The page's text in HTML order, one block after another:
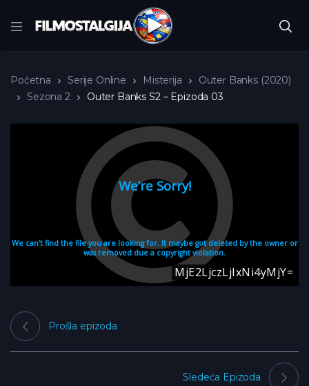
Početna Serije Online Misterija
Outer Banks (2020)
Sezona 2
Outer Banks S2 – Epizoda 03
Prošla epizoda
Sledeća Epizoda